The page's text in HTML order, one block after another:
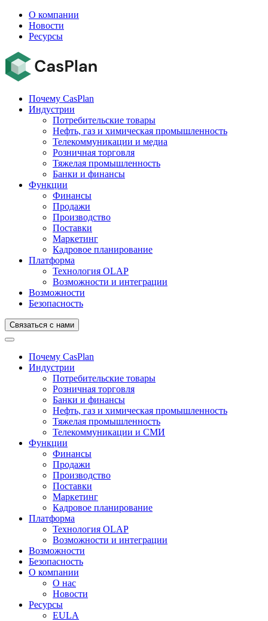
О компании
Новости
Ресурсы
Почему CasPlan
Индустрии
Потребительские товары
Нефть, газ и химическая промышленность
Телекоммуникации и медиа
Розничная торговля
Тяжелая промышленность
Банки и финансы
Функции
Финансы
Продажи
Производство
Поставки
Маркетинг
Кадровое планирование
Платформа
Технология OLAP
Возможности и интеграции
Возможности
Безопасность
Связаться с нами
Почему CasPlan
Индустрии
Потребительские товары
Розничная торговля
Банки и финансы
Нефть, газ и химическая промышленность
Тяжелая промышленность
Телекоммуникации и СМИ
Функции
Финансы
Продажи
Производство
Поставки
Маркетинг
Кадровое планирование
Платформа
Технология OLAP
Возможности и интеграции
Возможности
Безопасность
О компании
О нас
Новости
Ресурсы
EULA